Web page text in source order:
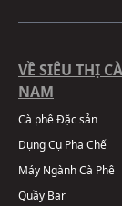
VỀ SIÊU THỊ
NAM
Cà phê Đặc sản
Dụng Cụ Pha Chế
Máy Ngành Cà Phê
Quầy Bar